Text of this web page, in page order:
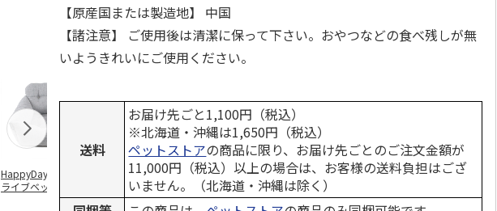
HappyDays 2wayド
ライブベッド グレ
獣医師開発 ニオイ
をとる砂専用 猫ト
イレ ナチュラルグ
デオトイレ 飛び散
らない消臭・抗菌サ
ンド 4L
無添加良品 カムカ
ムデンタルコーン
ぐるぐるボーン型 S
銀のスプーン パウ
こ用 まぐろ・かつ
【原産国または製造地】 中国
【諸注意】 ご使用後は清潔に保って下さい。おやつなどの食べ残しが無
いようきれいにご使用ください。
送料
お届け先ごと1,100円（税込）
※北海道・沖縄は1,650円（税込）
ペットストアの商品に限り、お届け先ごとのご注文金額が
11,000円（税込）以上の場合は、お客様の送料負担はござ
いません。（北海道・沖縄は除く）